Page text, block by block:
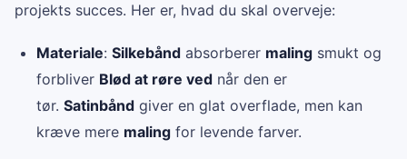
projekts succes. Her er, hvad du skal overveje:
Materiale: Silkebånd absorberer maling smukt og
forbliver Blød at røre ved når den er
tør. Satinbånd giver en glat overflade, men kan
kræve mere maling for levende farver.